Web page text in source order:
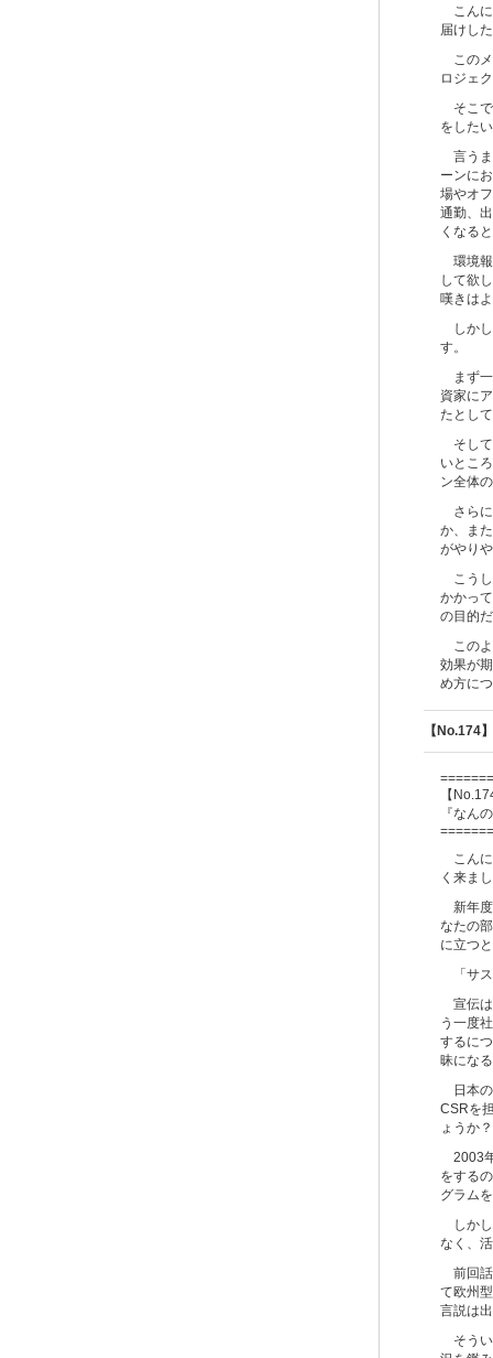
こんに
届けし
このメ
ロジェ
そこで
をした
言うま
ーンに
場やオ
通勤、
くなる
環境報
して欲
嘆きは
しかし
す。
まず一
資家に
たとし
そして
いとこ
ン全体
さらに
か、ま
がやり
こうし
かかっ
の目的
このよ
効果が
め方に
【No.174
【No.
『なん
こんに
く来ま
新年度
なたの
に立つ
「サス
宣伝は
う一度
するに
昧にな
日本の
CSRを
ょうか？
2003
をする
グラム
しかし
なく、
前回話
て欧州
言説は
そうい